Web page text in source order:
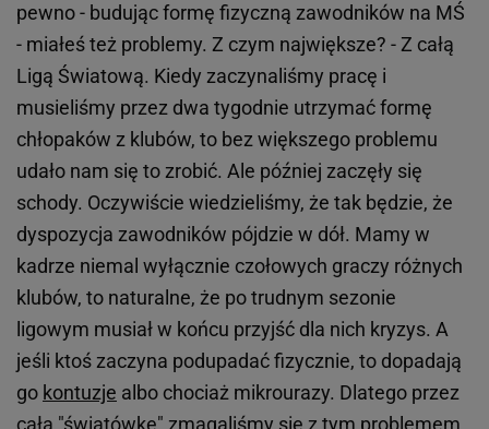
pewno - budując formę fizyczną zawodników na MŚ
- miałeś też problemy. Z czym największe? - Z całą
Ligą Światową. Kiedy zaczynaliśmy pracę i
musieliśmy przez dwa tygodnie utrzymać formę
chłopaków z klubów, to bez większego problemu
udało nam się to zrobić. Ale później zaczęły się
schody. Oczywiście wiedzieliśmy, że tak będzie, że
dyspozycja zawodników pójdzie w dół. Mamy w
kadrze niemal wyłącznie czołowych graczy różnych
klubów, to naturalne, że po trudnym sezonie
ligowym musiał w końcu przyjść dla nich kryzys. A
jeśli ktoś zaczyna podupadać fizycznie, to dopadają
go kontuzje albo chociaż mikrourazy. Dlatego przez
całą "światówkę" zmagaliśmy się z tym problemem,